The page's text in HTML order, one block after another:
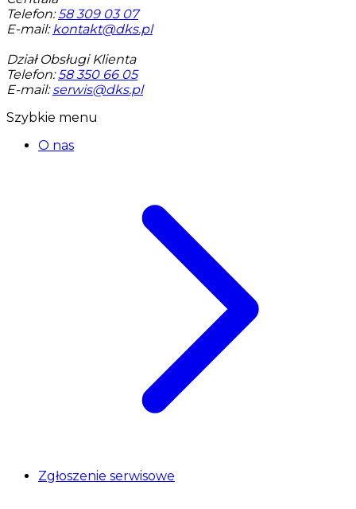
Telefon: 58 309 03 07
E-mail: kontakt@dks.pl
Dział Obsługi Klienta
Telefon: 58 350 66 05
E-mail: serwis@dks.pl
Szybkie menu
O nas
Zgłoszenie serwisowe